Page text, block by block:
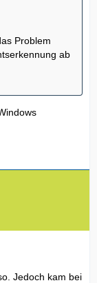
Problem
ab
Jedoch kam bei